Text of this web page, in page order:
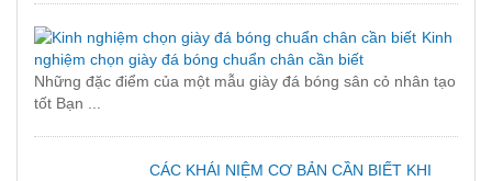
Kinh
nghiệm chọn giày đá bóng chuẩn chân cần biết
Những đặc điểm của một mẫu giày đá bóng sân cỏ nhân tạo
tốt Bạn ...
CÁC KHÁI NIỆM CƠ BẢN CẦN BIẾT KHI